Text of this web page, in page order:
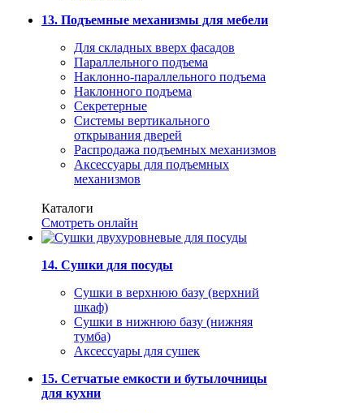
13. Подъемные механизмы для мебели
Для складных вверх фасадов
Параллельного подъема
Наклонно-параллельного подъема
Наклонного подъема
Секретерные
Системы вертикального
открывания дверей
Распродажа подъемных механизмов
Аксессуары для подъемных
механизмов
Каталоги
Смотреть онлайн
14. Сушки для посуды
Сушки в верхнюю базу (верхний
шкаф)
Сушки в нижнюю базу (нижняя
тумба)
Аксессуары для сушек
15. Сетчатые емкости и бутылочницы
для кухни